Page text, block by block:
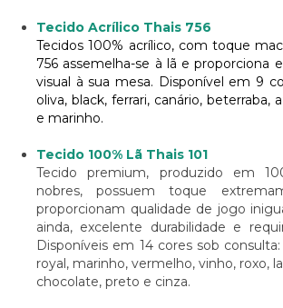
Tecido Acrílico Thais 756
Tecidos 100% acrílico, com toque
756 assemelha-se à lã e proporciona
visual à sua mesa. Disponível em 9
oliva, black, ferrari, canário, beterraba,
e marinho.
Tecido 100% Lã Thais 101
Tecido premium, produzido em
nobres, possuem toque
proporcionam qualidade de jogo
ainda, excelente durabilidade e
Disponíveis em 14 cores sob
royal, marinho, vermelho, vinho, roxo,
chocolate, preto e cinza.